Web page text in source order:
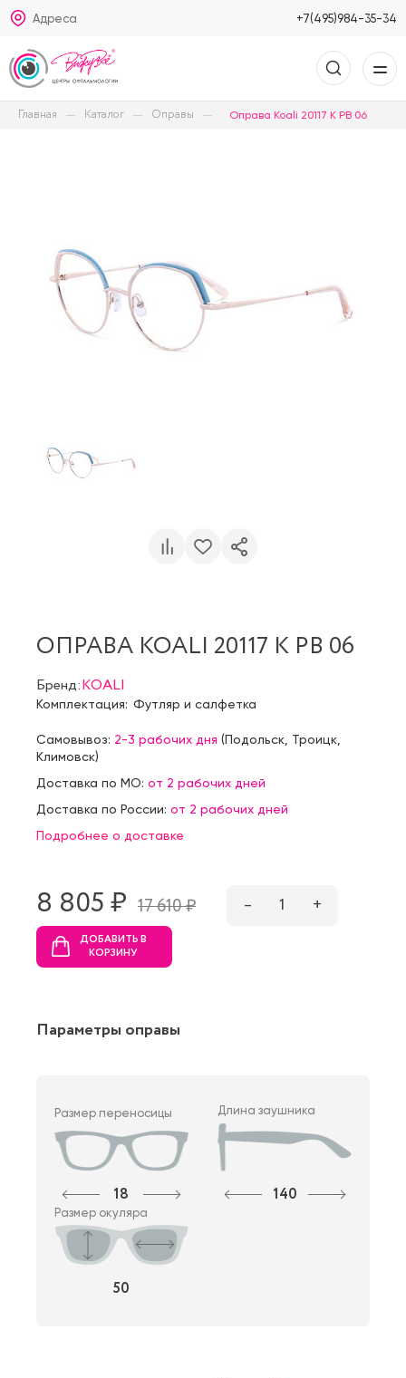
Адреса +7(495)984-35-34
Главная Каталог Оправы Оправа Koali 20117 K PB 06
ОПРАВА KOALI 20117 K PB 06
Бренд:KOALI
Комплектация: Футляр и салфетка
Самовывоз: 2-3 рабочих дня (Подольск Троицк
Климовск)
Доставка по МО: от 2 рабочих дней
Доставка по России: от 2 рабочих дней
Подробнее о доставке
8 805 ₷ 17 610 ₷ – 1 +
ДОБАВИТЬ В
КОРЗИНУ
Параметры оправы
Размер переносицы
18
Длина заушника
140
Размер окуляра
50